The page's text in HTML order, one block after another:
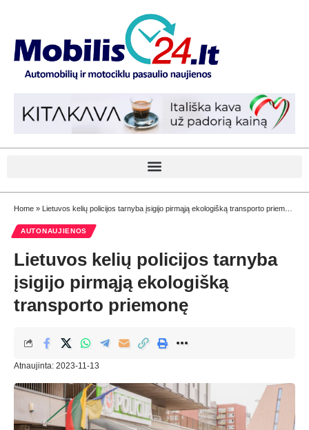
Home » Lietuvos kelių policijos tarnyba įsigijo pirmąją ekologišką transporto priemonę
AUTONAUJIENOS
Lietuvos kelių policijos tarnyba
įsigijo pirmąją ekologišką
transporto priemonę
Atnaujinta: 2023-11-13